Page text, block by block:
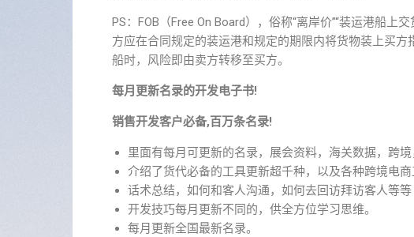
PS：FOB（Free On Board），俗称“离岸价”“装运港船
方应在合同规定的装运港和规定的期限内将货物装上买
船时，风险即由卖方转移至买方。‍
每月更新名录的开发电子书!
销售开发客户必备,百万条名录!
里面有每月可更新的名录，展会资料，海关数据，跨
介绍了货代必备的工具更新超千种，以及各种跨境电商
话术总结，如何和客人沟通，如何去回访拜访客人等等
开发技巧每月更新不同的，供全方位学习思维。
每月更新全国最新名录。